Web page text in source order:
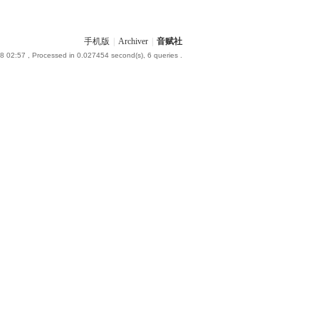
手机版 Archiver 音赋社
02:57 , Processed in 0.027454 second(s), 6 queries .